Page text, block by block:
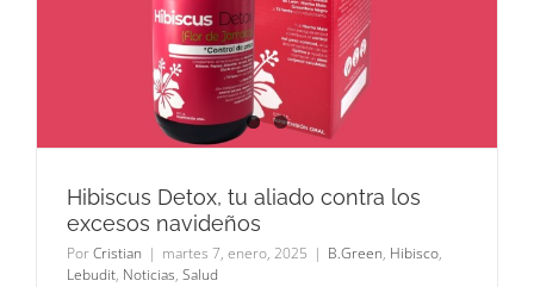
Hibiscus Detox, tu aliado contra los
excesos navideños
PorCristian | martes 7, enero, 2025 | B.Green, Hibisco,
Lebudit, Noticias, Salud